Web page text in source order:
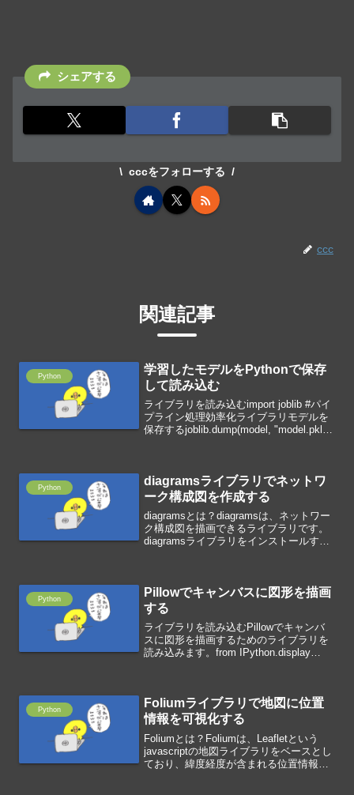
シェアする
cccをフォローする
ccc
関連記事
Python
学習したモデルをPythonで保存
して読み込む
ライブラリを読み込むimport joblib #パイ
プライン処理効率化ライブラリモデルを
保存するjoblib.dump(model, "model.pkl")
Python
diagramsライブラリでネットワ
ーク構成図を作成する
diagramsとは？diagramsは、ネットワー
ク構成図を描画できるライブラリです。
diagramsライブラリをインストールする
Python
Pillowでキャンバスに図形を描画
する
ライブラリを読み込むPillowでキャンバ
スに図形を描画するためのライブラリを
読み込みます。from IPython.display
Python
Foliumライブラリで地図に位置
情報を可視化する
Foliumとは？Foliumは、Leafletという
javascriptの地図ライブラリをベースとし
ており、緯度経度が含まれる位置情報を